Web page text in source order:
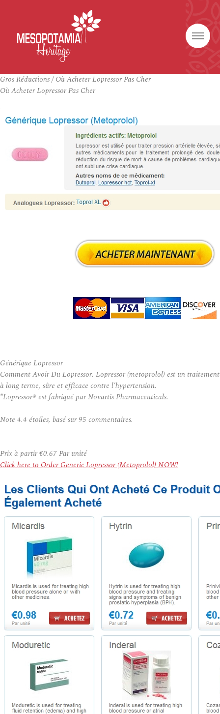
Gros Réductions / Où Acheter Lopressor Pas Cher
Où Acheter Lopressor Pas Cher
Générique Lopressor
Comment Avoir Du Lopressor. Lopressor (metoprolol) est un traitement
à long terme, sûre et efficace contre l’hypertension.
*Lopressor® est fabriqué par Novartis Pharmaceuticals.
Note 4.4 étoiles, basé sur 95 commentaires.
Prix à partir€0.67Par unité
Click here to Order Generic Lopressor (Metoprolol) NOW!